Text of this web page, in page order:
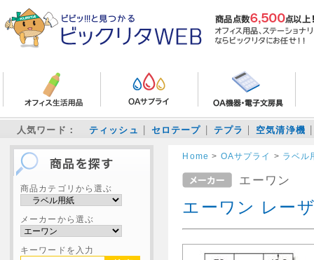
人気ワード： ティッシュ セロテープ テプラ 空気清浄機
商品カテゴリから選ぶ
メーカーから選ぶ
キーワードを入力
Home > OAサプライ > ラベル
エーワン
エーワン レー